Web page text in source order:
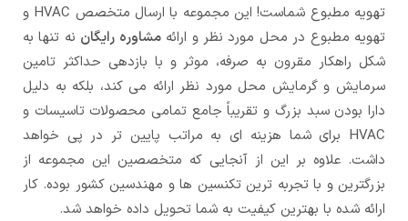
تهویه مطبوع شماست! این مجموعه با ارسال متخصص HVAC و
تهویه مطبوع در محل مورد نظر و ارائهمشاوره رایگان نه تنها به
شکل راهکار مقرون به صرفه، موثر و با بازدهی حداکثر تامین
سرمایش و گرمایش محل مورد نظر ارائه می کند، بلکه به دلیل
دارا بودن سبد بزرگ و تقریباً جامع تمامی محصولات تاسیسات و
HVAC برای شما هزینه ای به مراتب پایین تر در پی خواهد
داشت. علاوه بر این از آنجایی که متخصصین این مجموعه از
بزرگترین و با تجربه ترین تکنسین ها و مهندسین کشور بوده. کار
ارائه شده با بهترین کیفیت به شما تحویل داده خواهد شد.